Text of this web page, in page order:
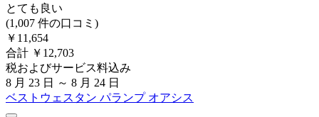
とても良い
(1,007 件の口コミ)
￥11,654
合計 ￥12,703
税およびサービス料込み
8 月 23 日 ～ 8 月 24 日
ベストウェスタン パランプ オアシス